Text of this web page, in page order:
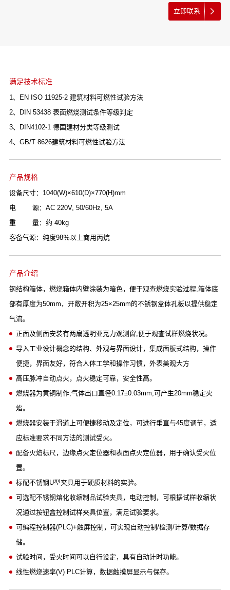
立即联系
满足技术标准
1、EN ISO 11925-2 建筑材料可燃性试验方法
2、DIN 53438 表面燃烧测试条件等级判定
3、DIN4102-1 德国建材分类等级测试
4、GB/T 8626建筑材料可燃性试验方法
产品规格
设备尺寸：1040(W)×610(D)×770(H)mm
电 源：AC 220V, 50/60Hz, 5A
重 量：约 40kg
客备气源：纯度98％以上商用丙烷
产品介绍
钢结构箱体，燃烧箱体内壁涂装为暗色，便于观查燃烧实验过程,箱体底
部有厚度为50mm，开敞开积为25×25mm的不锈钢盒体孔板以提供稳定
气流。
正面及侧面安装有两扇透明亚克力观测窗,便于观查试样燃烧状况。
导入工业设计概念的结构、外观与界面设计，集成面板式结构，操作
便捷，界面友好，符合人体工学和操作习惯，外表美观大方
高压脉冲自动点火，点火稳定可靠，安全性高。
燃烧器为黄铜制作,气体出口直径0.17±0.03mm,可产生20mm稳定火
焰。
燃烧器安装于滑道上可便捷移动及定位，可进行垂直与45度调节，适
应标准要求不同方法的测试受火。
配备火焰标尺，边缘点火定位器和表面点火定位器，用于确认受火位
置。
标配不锈钢U型夹具用于硬质材料的实验。
可选配不锈钢熔化收缩制品试验夹具，电动控制，可根据试样收缩状
况通过按钮盒控制试样夹具位置，满足试验要求。
可编程控制器(PLC)+触屏控制，可实现自动控制/检测/计算/数据存
储。
试验时间，受火时间可以自行设定，具有自动计时功能。
线性燃烧速率(V) PLC计算，数据触摸屏显示与保存。